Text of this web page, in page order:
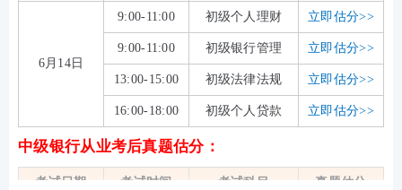
6月14日
9:00-11:00 初级个人理财 立即估分>>
9:00-11:00 初级银行管理 立即估分>>
13:00-15:00 初级法律法规 立即估分>>
16:00-18:00 初级个人贷款 立即估分>>
中级银行从业考后真题估分：
考试日期 考试时间 考试科目 真题估分